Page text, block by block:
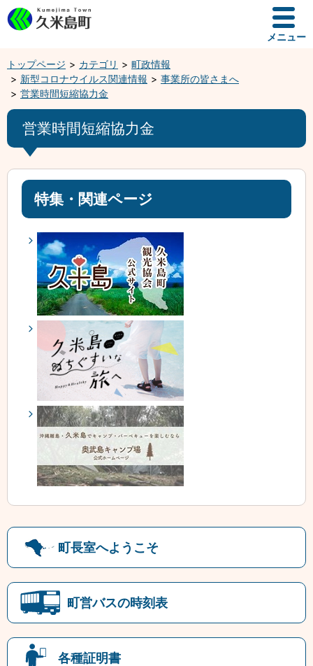
メニュー
トップページ カテゴリ
町政情報
新型コロナウイルス関連情報
事業所の皆さまへ
営業時間短縮協力金
営業時間短縮協力金
特集・関連ページ
町長室へようこそ
町営バスの時刻表
各種証明書